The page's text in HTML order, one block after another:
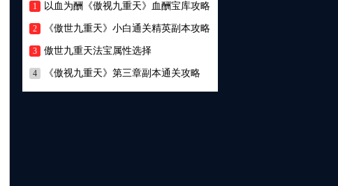
1 以血为酬《傲视九重天》血酬宝库攻略
2 《傲世九重天》小白通关精英副本攻略
3 傲世九重天法宝属性选择
4 《傲视九重天》第三章副本通关攻略